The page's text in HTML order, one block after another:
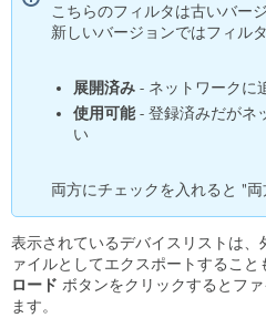
セ
ー
「一
部
デ
バ
ス
用
中
で
こちらのフィルタは古いバー
新しいバージョンではフィル
展開済み- ネットワークに
使用可能- 登録済みだがネ
い
両方にチェックを入れると "両
表示されているデバイスリストは、
ァイルとしてエクスポートすること
ロード ボタンをクリックするとフ
ます。